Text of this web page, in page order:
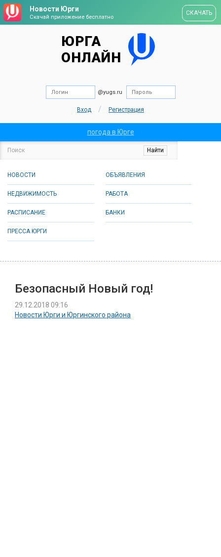
Новости Юрги
Скачай приложение бесплатно
СКАЧАТЬ
ЮРГА
ОНЛАЙН
@yugs.ru
Вход / Регистрация
погода в Юрге
НОВОСТИ ОБЪЯВЛЕНИЯ
НЕДВИЖИМОСТЬ РАБОТА
РАСПИСАНИЕ БАНКИ
ПРЕССА ЮРГИ
Безопасный Новый год!
29.12.2018 09:16
Новости Юрги и Юргинского района